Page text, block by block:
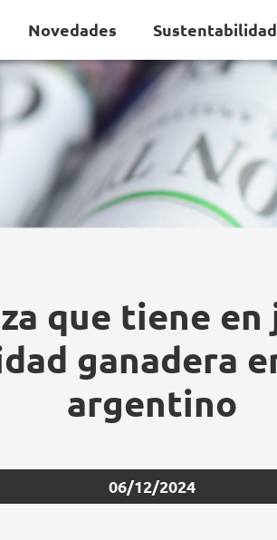
Novedades Sustentabilidad
que tiene en
ganadera
argentino
06/12/2024